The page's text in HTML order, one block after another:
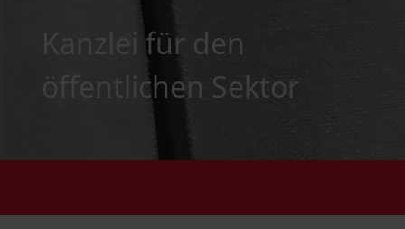
Kanzlei für den
öffentlichen Sektor